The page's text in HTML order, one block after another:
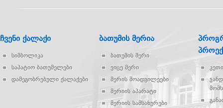
ჩვენი ქალაქი
სიმბოლიკა
საპატიო ბათუმელები
დამეგობრებული ქალაქები
ბათუმის მერია
ბათუმის მერი
ვიცე მერი
მერის მოადგილეები
მერიის აპარატი
მერიის სამსახურები